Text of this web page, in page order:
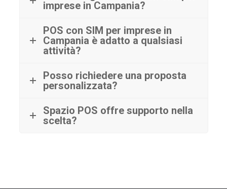
imprese in Campania?
POS con SIM per imprese in
Campania è adatto a qualsiasi
attività?
Posso richiedere una proposta
personalizzata?
Spazio POS offre supporto nella
scelta?